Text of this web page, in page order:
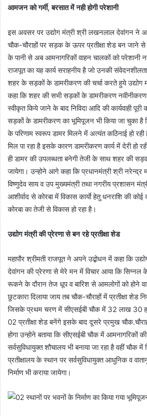
आमजन को गर्मी, बरसात में नही होगी परेशानी
इस अवसर पर उद्योग मंत्री श्री लखनलाल देवांगन ने
चौक-चौराहों पर सड़क के ऊपर प्रतीक्षा शेड बन जाने से
के पानी से अब आमनागरिकों वाहन चालकों को परेशानी
राजपूत का यह कार्य सराहनीय है जो उनकी संवेदनशीलता
शहर के सड़कों के डामरीकरण की चर्चा करते हुये
कहा कि शहर की सभी सड़कों के डामरीकरण नवीनीकरण
स्वीकृत किये जाने के बाद निविदा आदि की कार्यवाही
सड़कों के डामरीकरण का भूमिपूजन भी किया जा चुका है
के परिणाम स्वरूप डामर मिलने में अत्यंत कठिनाई हो रही
मिल पा रहा है इसके कारण डामरीकरण कार्य में देरी हो
ही डामर की उपलब्धता बनेगी तेजी के साथ शहर की
जायेगा। उन्होने आगे कहा कि प्रधानमंत्री श्री नरेन्द्र
विष्णुदेव साय व उप मुख्यमंत्री तथा नगरीय प्रशासन
आशीर्वाद से कोरबा में विकास कार्याे हेतु धनराशि की कोई
कोरबा का तेजी से विकास हो रहा है।
उद्योग मंत्री की प्रेरणा से बन रहे प्रतीक्षा शेड
महापौर श्रीमती राजपूत ने अपने उद्बोधन में कहा कि
देवांगन की प्रेरणा से मेरे मन में विचार आया कि सिग्नल के
रूकने के दौरान तेज धूप व बारिश से आमलोगों को होने
छुटकारा दिलाया जाय तब चौक-चौराहों में प्रतीक्षा शेड
जिसके प्रथम चरण में सीएसईबी चौक में 32 लाख 30
02 प्रतीक्षा शेड बनेंगे इसके बाद दूसरे प्रमुख
होगा उन्होने बताया कि सीएसईबी चौक में आमनागरिकों
सर्वसुविधायुक्त शौचालय भी बनाया जा रहा है वहीं चौक
प्रतीक्षालय के स्थान पर सर्वसुविधायुक्त आधुनिक व
निर्माण भी कराया जायेगा।